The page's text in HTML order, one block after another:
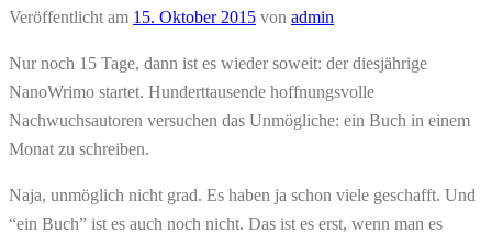
Veröffentlicht am 15. Oktober 2015 von admin
Nur noch 15 Tage, dann ist es wieder soweit: der diesjährige
NanoWrimo startet. Hunderttausende hoffnungsvolle
Nachwuchsautoren versuchen das Unmögliche: ein Buch in einem
Monat zu schreiben.
Naja, unmöglich nicht grad. Es haben ja schon viele geschafft. Und
“ein Buch” ist es auch noch nicht. Das ist es erst, wenn man es